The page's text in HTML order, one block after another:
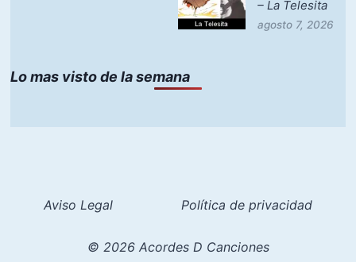
– La Telesita
agosto 7, 2026
Lo mas visto de la semana
Aviso Legal Política de privacidad
© 2026 Acordes D Canciones